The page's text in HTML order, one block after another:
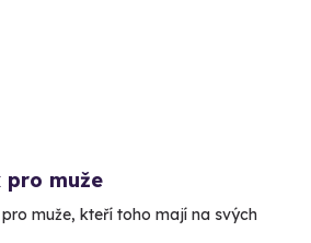
pro muže
muže, kteří toho mají na svých